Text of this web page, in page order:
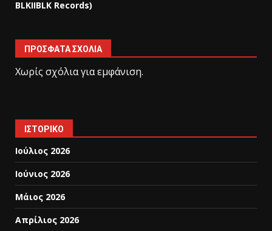
BLKIIBLK Records)
ΠΡΌΣΦΑΤΑ ΣΧΌΛΙΑ
Χωρίς σχόλια για εμφάνιση.
ΙΣΤΟΡΙΚΌ
Ιούλιος 2026
Ιούνιος 2026
Μάιος 2026
Απρίλιος 2026